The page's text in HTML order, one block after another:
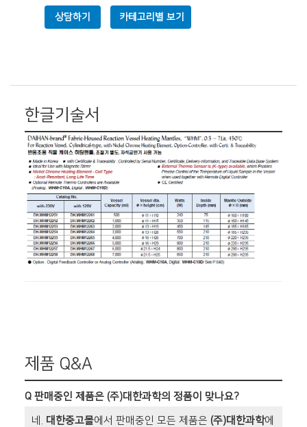
상담하기 카테고리별 보기
한글기술서
제품 Q&A
Q판매중인 제품은 (주)대한과학의 정품이 맞나요?
네. 대한중고몰에서 판매중인 모든 제품은 (주)대한과학에